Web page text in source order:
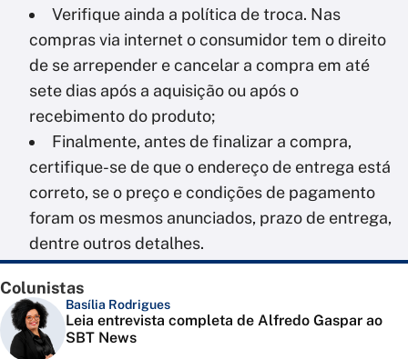
Verifique ainda a política de troca. Nas
compras via internet o consumidor tem o direito
de se arrepender e cancelar a compra em até
sete dias após a aquisição ou após o
recebimento do produto;
Finalmente, antes de finalizar a compra,
certifique-se de que o endereço de entrega está
correto, se o preço e condições de pagamento
foram os mesmos anunciados, prazo de entrega,
dentre outros detalhes.
Colunistas
Basília Rodrigues
Leia entrevista completa de Alfredo Gaspar ao
SBT News